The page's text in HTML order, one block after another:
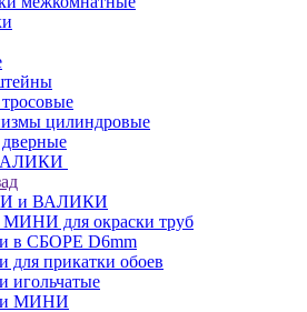
цилиндровые
и ВАЛИКИ
МИНИ для окраски труб
в СБОРЕ D6mm
для прикатки обоев
игольчатые
МИНИ